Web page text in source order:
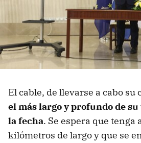
El cable, de llevarse a cabo
el más largo y profundo de
la fecha. Se espera que tenga
kilómetros de largo y que se